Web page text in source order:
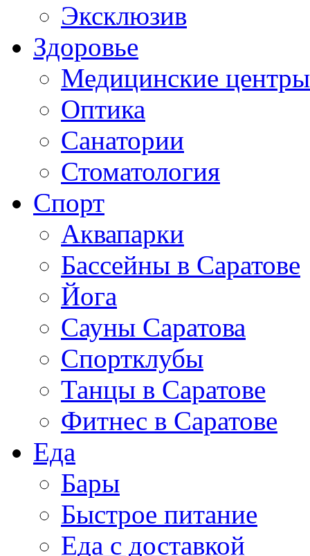
Эксклюзив
Здоровье
Медицинские центры
Оптика
Санатории
Стоматология
Спорт
Аквапарки
Бассейны в Саратове
Йога
Сауны Саратова
Спортклубы
Танцы в Саратове
Фитнес в Саратове
Еда
Бары
Быстрое питание
Еда с доставкой